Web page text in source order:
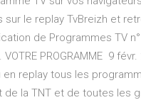
le replay TvBreizh et
de Programmes TV
PROGRAMME 9
replay tous les
la TNT et de toutes les